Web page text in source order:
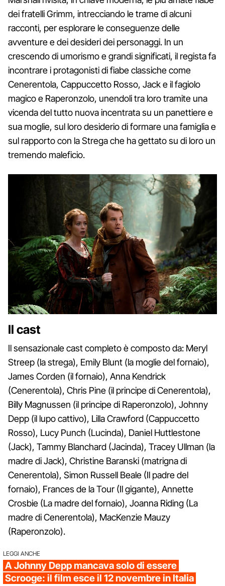
dei fratelli Grimm, intrecciando le trame di alcuni
racconti, per esplorare le conseguenze delle
avventure e dei desideri dei personaggi. In un
crescendo di umorismo e grandi significati, il regista fa
incontrare i protagonisti di fiabe classiche come
Cenerentola, Cappuccetto Rosso, Jack e il fagiolo
magico e Raperonzolo, unendoli tra loro tramite una
vicenda del tutto nuova incentrata su un panettiere e
sua moglie, sul loro desiderio di formare una famiglia e
sul rapporto con la Strega che ha gettato su di loro un
tremendo maleficio.
Il cast
Il sensazionale cast completo è composto da: Meryl
Streep (la strega), Emily Blunt (la moglie del fornaio),
James Corden (il fornaio), Anna Kendrick
(Cenerentola), Chris Pine (il principe di Cenerentola),
Billy Magnussen (il principe di Raperonzolo), Johnny
Depp (il lupo cattivo), Lilla Crawford (Cappuccetto
Rosso), Lucy Punch (Lucinda), Daniel Huttlestone
(Jack), Tammy Blanchard (Jacinda), Tracey Ullman (la
madre di Jack), Christine Baranski (matrigna di
Cenerentola), Simon Russell Beale (Il padre del
fornaio), Frances de la Tour (Il gigante), Annette
Crosbie (La madre del fornaio), Joanna Riding (La
madre di Cenerentola), MacKenzie Mauzy
(Raperonzolo).
LEGGI ANCHE
A Johnny Depp mancava solo di essere
Scrooge: il film esce il 12 novembre in Italia